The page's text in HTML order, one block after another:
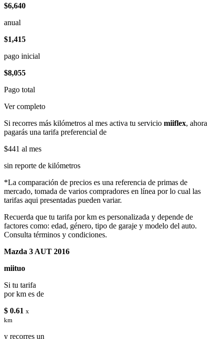
$6,640
anual
$1,415
pago inicial
$8,055
Pago total
Ver completo
Si recorres más kilómetros al mes activa tu servicio miiflex, ahora
pagarás una tarifa preferencial de
$441 al mes
sin reporte de kilómetros
*La comparación de precios es una referencia de primas de
mercado, tomada de varios compradores en línea por lo cual las
tarifas aqui presentadas pueden variar.
Recuerda que tu tarifa por km es personalizada y depende de
factores como: edad, género, tipo de garaje y modelo del auto.
Consulta términos y condiciones.
Mazda 3 AUT 2016
miituo
Si tu tarifa
por km es de
$ 0.61 x
km
y recorres un